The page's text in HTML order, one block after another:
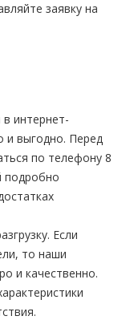
заявку на
интернет-
и выгодно. Перед
по телефону 8
подробно
Если
то наши
и качественно.